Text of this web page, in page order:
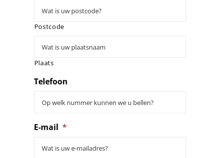
Postcode
Plaats
Telefoon
E-mail *